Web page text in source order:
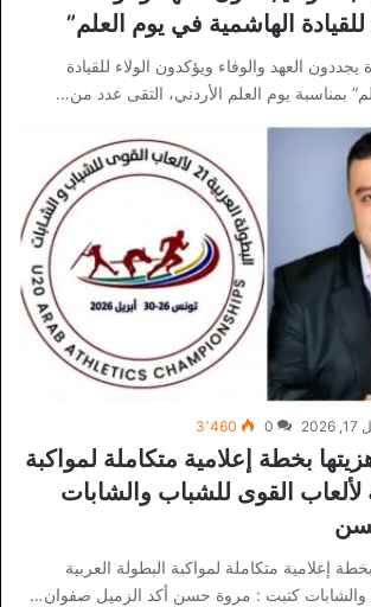
للقيادة الهاشمية في يوم العلم”
العهد والوفاء ويؤكدون الولاء للقيادة
بمناسبة يوم العلم الأردني، التقى عدد من…
0 3٬460
بخطة إعلامية متكاملة لمواكبة
لألعاب القوى للشباب والشابات
إعلامية متكاملة لمواكبة البطولة العربية
والشابات كتبت : مروة حسن أكد الزميل صفوان…